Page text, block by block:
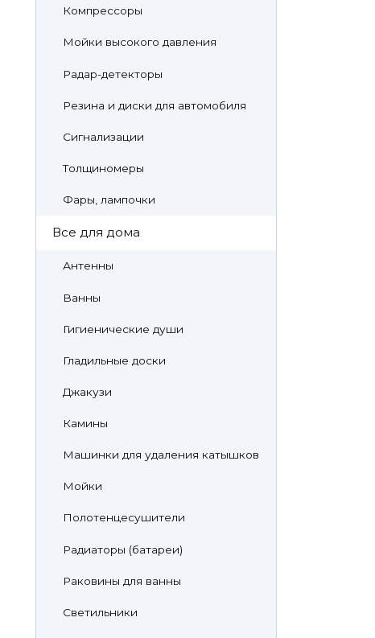
Компрессоры
Мойки высокого давления
Радар-детекторы
Резина и диски для автомобиля
Сигнализации
Толщиномеры
Фары, лампочки
Все для дома
Антенны
Ванны
Гигиенические души
Гладильные доски
Джакузи
Камины
Машинки для удаления катышков
Мойки
Полотенцесушители
Радиаторы (батареи)
Раковины для ванны
Светильники